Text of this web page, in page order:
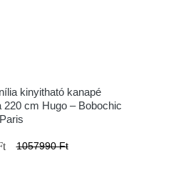
kinyitható kanapé
220 cm Hugo – Bobochic
Paris
1057990 Ft